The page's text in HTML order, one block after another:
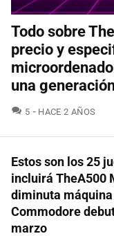
Todo sobre
precio y
una
5 COMENTARIOS
HACE 2 AÑOS
Estos son los 25
incluirá TheA500
diminuta
Commodore
marzo